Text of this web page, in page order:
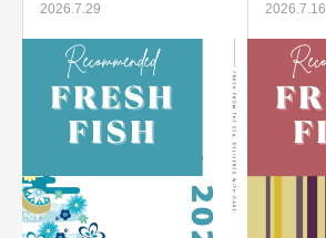
2026.7.29 2026.7.16